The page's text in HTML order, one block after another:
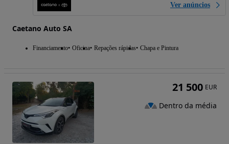
Ver anúncios
Caetano Auto SA
Financiamento Oficina Repações rápidas Chapa e Pintura
21 500 EUR
Dentro da média